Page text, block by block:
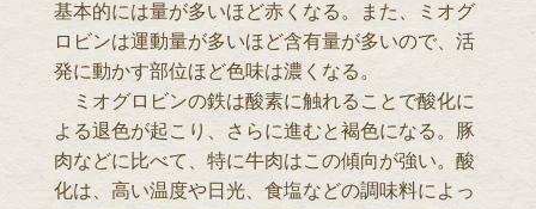
基本的には量が多いほど赤くなる。また、ミオグ
ロビンは運動量が多いほど含有量が多いので、活
発に動かす部位ほど色味は濃くなる。
ミオグロビンの鉄は酸素に触れることで酸化に
よる退色が起こり、さらに進むと褐色になる。豚
肉などに比べて、特に牛肉はこの傾向が強い。酸
化は、高い温度や日光、食塩などの調味料によっ